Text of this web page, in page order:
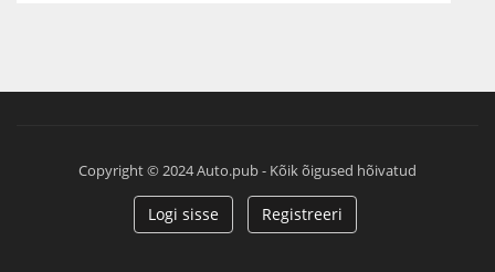
Copyright © 2024 Auto.pub - Kõik õigused hõivatud
Logi sisse Registreeri